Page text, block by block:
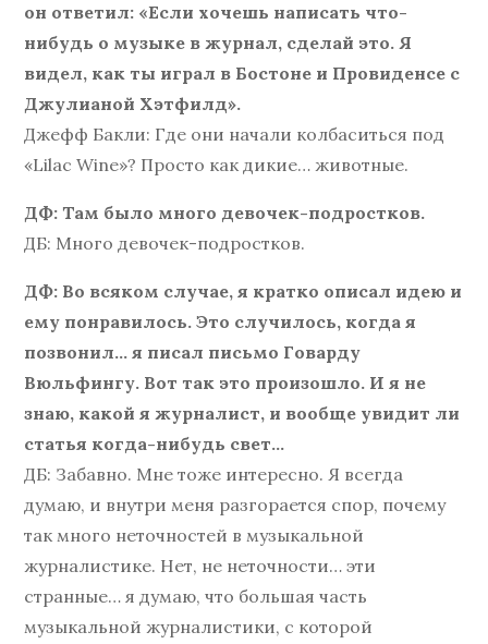
он ответил: «Если хочешь написать что-
нибудь о музыке в журнал, сделай это. Я
видел, как ты играл в Бостоне и Провиденсе с
Джулианой Хэтфилд».
Джефф Бакли: Где они начали колбаситься под
«Lilac Wine»? Просто как дикие… животные.
ДФ: Там было много девочек-подростков.
ДБ: Много девочек-подростков.
ДФ: Во всяком случае, я кратко описал идею и
ему понравилось. Это случилось, когда я
позвонил… я писал письмо Говарду
Вюльфингу. Вот так это произошло. И я не
знаю, какой я журналист, и вообще увидит ли
статья когда-нибудь свет…
ДБ: Забавно. Мне тоже интересно. Я всегда
думаю, и внутри меня разгорается спор, почему
так много неточностей в музыкальной
журналистике. Нет, не неточности… эти
странные… я думаю, что большая часть
музыкальной журналистики, с которой